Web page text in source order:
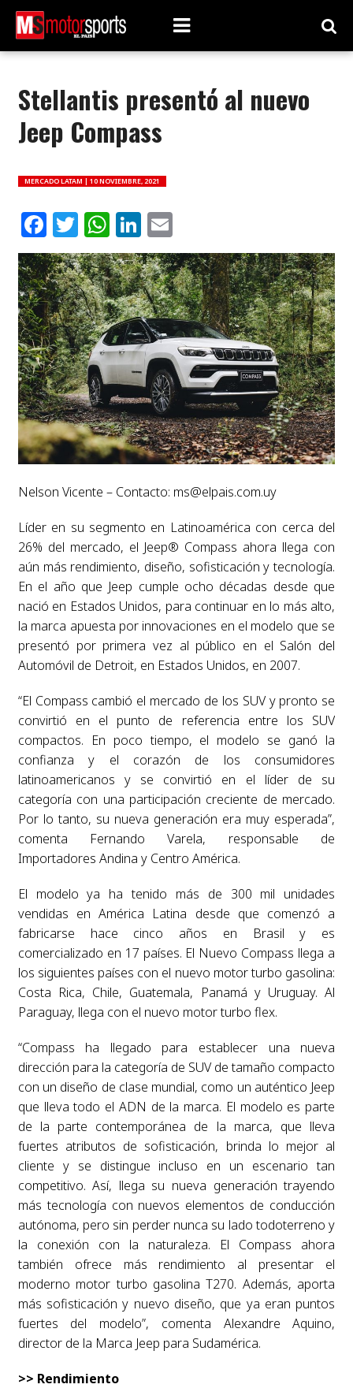
Stellantis presentó al nuevo
Jeep Compass
MERCADO LATAM | 10 NOVIEMBRE, 2021
Facebook
Twitter
WhatsApp
LinkedIn
Email
Nelson Vicente – Contacto: ms@elpais.com.uy
Líder en su segmento en Latinoamérica con cerca del
26% del mercado, el Jeep® Compass ahora llega con
aún más rendimiento, diseño, sofisticación y tecnología.
En el año que Jeep cumple ocho décadas desde que
nació en Estados Unidos, para continuar en lo más alto,
la marca apuesta por innovaciones en el modelo que se
presentó por primera vez al público en el Salón del
Automóvil de Detroit, en Estados Unidos, en 2007.
“El Compass cambió el mercado de los SUV y pronto se
convirtió en el punto de referencia entre los SUV
compactos. En poco tiempo, el modelo se ganó la
confianza y el corazón de los consumidores
latinoamericanos y se convirtió en el líder de su
categoría con una participación creciente de mercado.
Por lo tanto, su nueva generación era muy esperada”,
comenta Fernando Varela, responsable de
Importadores Andina y Centro América.
El modelo ya ha tenido más de 300 mil unidades
vendidas en América Latina desde que comenzó a
fabricarse hace cinco años en Brasil y es
comercializado en 17 países. El Nuevo Compass llega a
los siguientes países con el nuevo motor turbo gasolina:
Costa Rica, Chile, Guatemala, Panamá y Uruguay. Al
Paraguay, llega con el nuevo motor turbo flex.
“Compass ha llegado para establecer una nueva
dirección para la categoría de SUV de tamaño compacto
con un diseño de clase mundial, como un auténtico Jeep
que lleva todo el ADN de la marca. El modelo es parte
de la parte contemporánea de la marca, que lleva
fuertes atributos de sofisticación, brinda lo mejor al
cliente y se distingue incluso en un escenario tan
competitivo. Así, llega su nueva generación trayendo
más tecnología con nuevos elementos de conducción
autónoma, pero sin perder nunca su lado todoterreno y
la conexión con la naturaleza. El Compass ahora
también ofrece más rendimiento al presentar el
moderno motor turbo gasolina T270. Además, aporta
más sofisticación y nuevo diseño, que ya eran puntos
fuertes del modelo”, comenta Alexandre Aquino,
director de la Marca Jeep para Sudamérica.
>> Rendimiento